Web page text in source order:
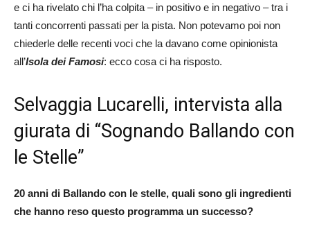
e ci ha rivelato chi l’ha colpita – in positivo e in negativo – tra i
tanti concorrenti passati per la pista. Non potevamo poi non
chiederle delle recenti voci che la davano come opinionista
all’Isola dei Famosi: ecco cosa ci ha risposto.
Selvaggia Lucarelli, intervista alla
giurata di “Sognando Ballando con
le Stelle”
20 anni di Ballando con le stelle, quali sono gli ingredienti
che hanno reso questo programma un successo?